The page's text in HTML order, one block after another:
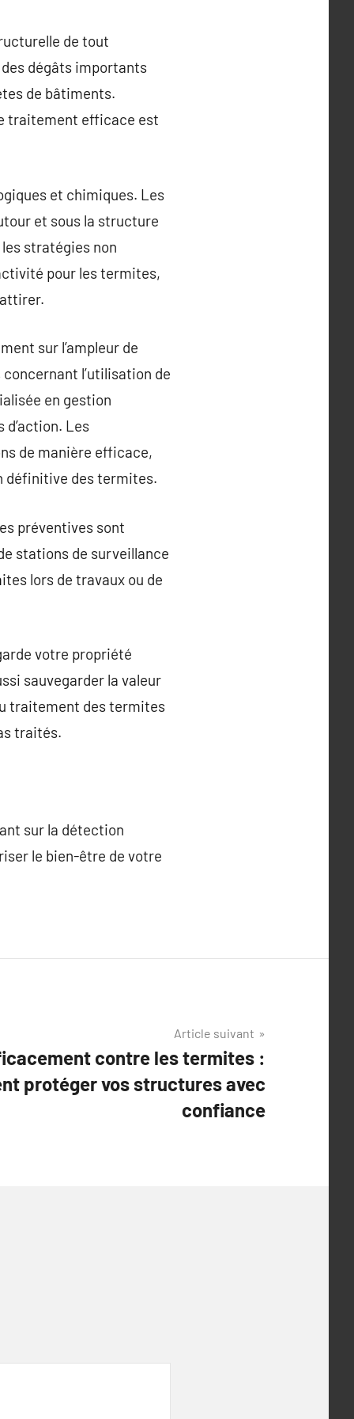
de tout
dégâts importants
de bâtiments.
traitement efficace est
et chimiques. Les
et sous la structure
stratégies non
pour les termites,
sur l’ampleur de
l’utilisation de
en gestion
Les
de manière efficace,
définitive des termites.
préventives sont
stations de surveillance
lors de travaux ou de
votre propriété
sauvegarder la valeur
traitement des termites
traités.
sur la détection
le bien-être de votre
Article suivant
contre les termites :
protéger vos structures avec
confiance